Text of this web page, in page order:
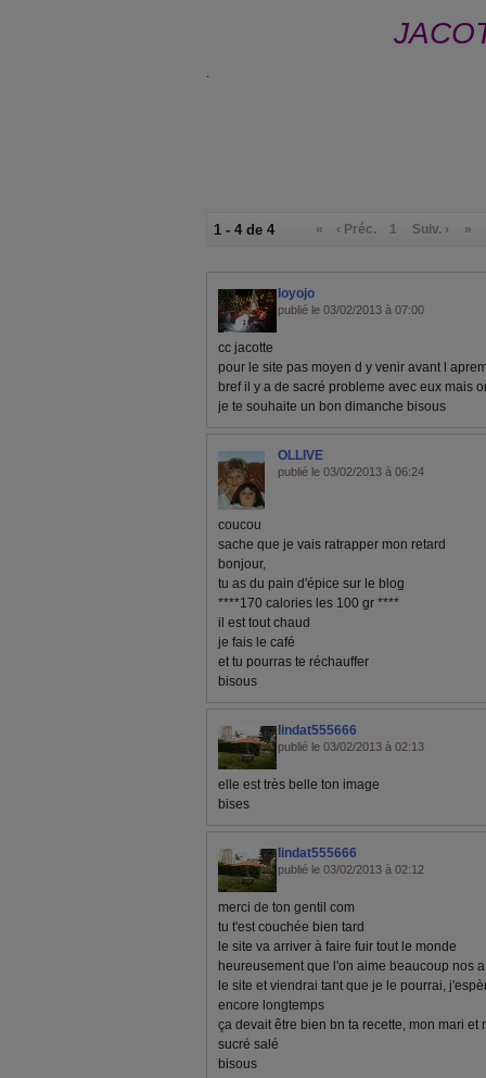
1 - 4 de 4 « ‹ Préc. 1 Suiv. › »
loyojo
publié le 03/02/2013 à 07:00
cc jacotte
pour le site pas moyen d y venir avant l
bref il y a de sacré probleme avec eux mais
je te souhaite un bon dimanche bisous
OLLIVE
publié le 03/02/2013 à 06:24
coucou
sache que je vais ratrapper mon retard
bonjour,
tu as du pain d'épice sur le blog
****170 calories les 100 gr ****
il est tout chaud
je fais le café
et tu pourras te réchauffer
bisous
lindat555666
publié le 03/02/2013 à 02:13
elle est très belle ton image
bises
lindat555666
publié le 03/02/2013 à 02:12
merci de ton gentil com
tu t'est couchée bien tard
le site va arriver à faire fuir tout le monde
heureusement que l'on aime beaucoup nos
le site et viendrai tant que je le pourrai,
encore longtemps
ça devait être bien bn ta recette, mon mari
sucré salé
bisous